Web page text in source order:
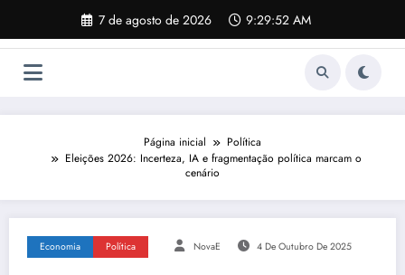
o
7 de agosto de 2026 9:29:53 AM
Página inicial
Política
Eleições 2026: Incerteza, IA e fragmentação política marcam o
cenário
Economia Política NovaE 4 De Outubro De 2025